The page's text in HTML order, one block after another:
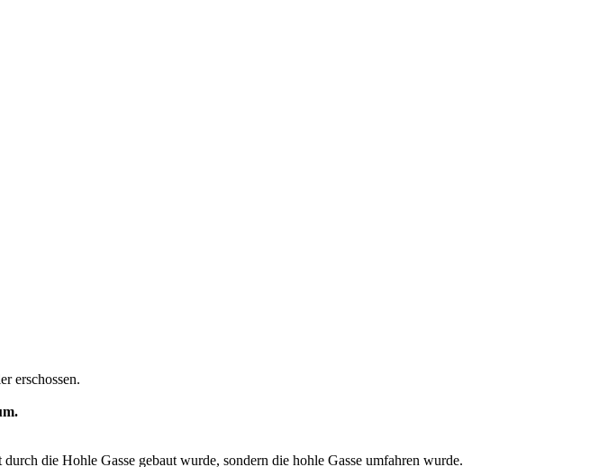
erschossen.
die Hohle Gasse gebaut wurde, sondern die hohle Gasse umfahren wurde.